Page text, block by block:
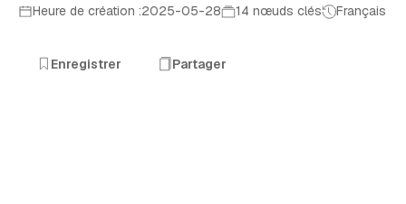
Heure de création :2025-05-28 14 nœuds clés Français
Enregistrer Partager